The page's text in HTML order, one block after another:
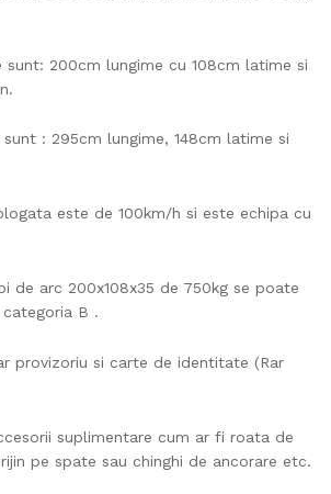
sunt: 200cm lungime cu 108cm latime si
: 295cm lungime, 148cm latime si
este de 100km/h si este echipa cu
de arc 200x108x35 de 750kg se poate
B .
provizoriu si carte de identitate (Rar
suplimentare cum ar fi roata de
pe spate sau chinghi de ancorare etc.